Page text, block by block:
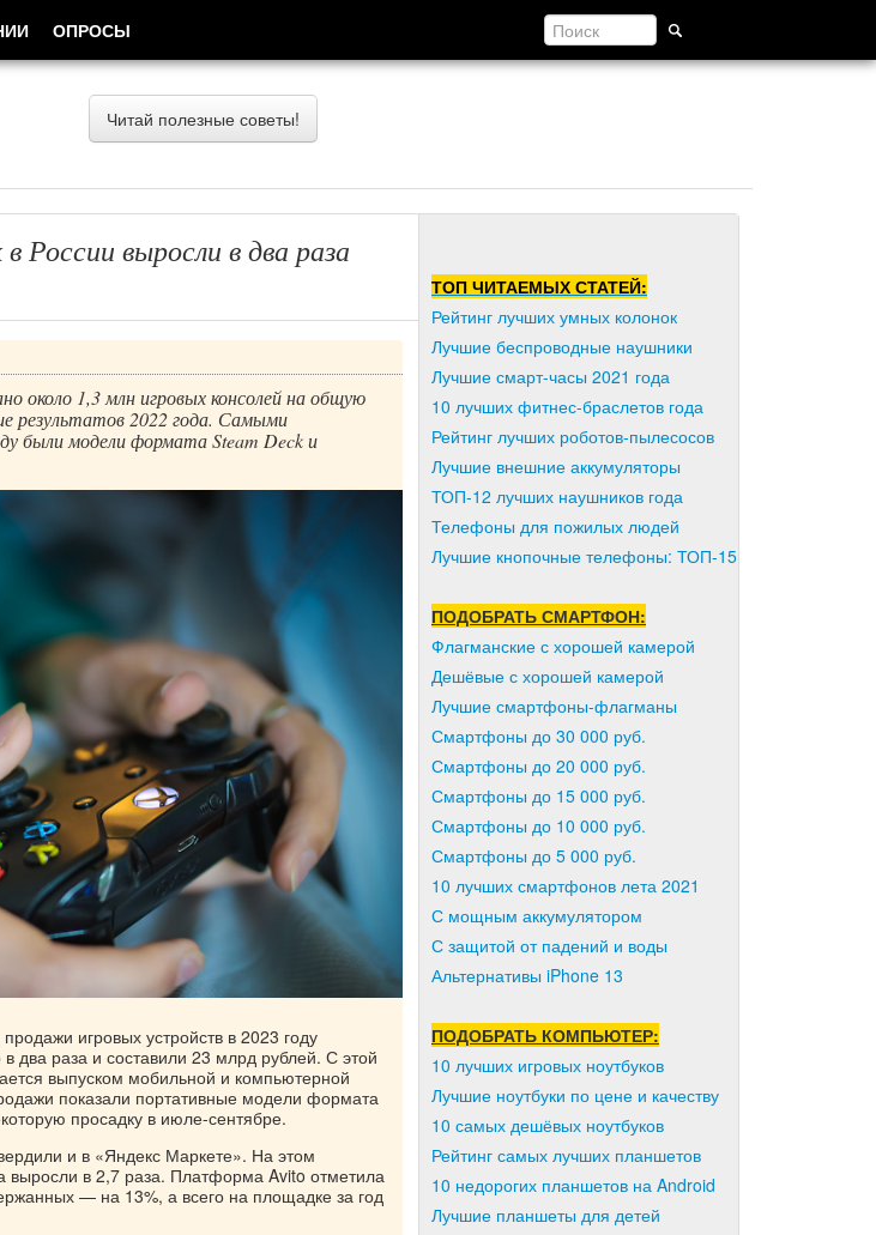
Читай полезные советы!
России выросли в два раза
около 1,3 млн игровых консолей на общую
результатов 2022 года. Самыми
были модели формата Steam Deck и
игровых устройств в 2023 году
два раза и составили 23 млрд рублей. С этой
выпуском мобильной и компьютерной
показали портативные модели формата
просадку в июле-сентябре.
и в «Яндекс Маркете». На этом
выросли в 2,7 раза. Платформа Avito отметила
— на 13%, а всего на площадке за год
ТОП ЧИТАЕМЫХ СТАТЕЙ:
Рейтинг лучших умных колонок
Лучшие беспроводные наушники
Лучшие смарт-часы 2021 года
10 лучших фитнес-браслетов года
Рейтинг лучших роботов-пылесосов
Лучшие внешние аккумуляторы
ТОП-12 лучших наушников года
Телефоны для пожилых людей
Лучшие кнопочные телефоны: ТОП-15
ПОДОБРАТЬ СМАРТФОН:
Флагманские с хорошей камерой
Дешёвые с хорошей камерой
Лучшие смартфоны-флагманы
Смартфоны до 30 000 руб.
Смартфоны до 20 000 руб.
Смартфоны до 15 000 руб.
Смартфоны до 10 000 руб.
Смартфоны до 5 000 руб.
10 лучших смартфонов лета 2021
С мощным аккумулятором
С защитой от падений и воды
Альтернативы iPhone 13
ПОДОБРАТЬ КОМПЬЮТЕР:
10 лучших игровых ноутбуков
Лучшие ноутбуки по цене и качеству
10 самых дешёвых ноутбуков
Рейтинг самых лучших планшетов
10 недорогих планшетов на Android
Лучшие планшеты для детей
ОПРОСЫ